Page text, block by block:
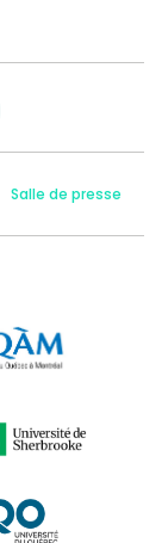
Salle de presse